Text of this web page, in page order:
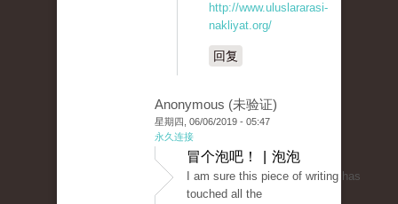
http://www.uluslararasi-
nakliyat.org/
回复
Anonymous (未验证)
星期四, 06/06/2019 - 05:47
永久连接
冒个泡吧！ | 泡泡
I am sure this piece of writing has
touched all the